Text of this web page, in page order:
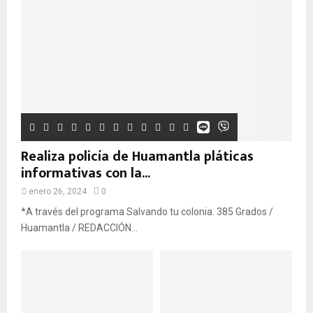
Realiza policía de Huamantla pláticas
informativas con la...
enero 26, 2024 0
*A través del programa Salvando tu colonia. 385 Grados /
Huamantla / REDACCIÓN...